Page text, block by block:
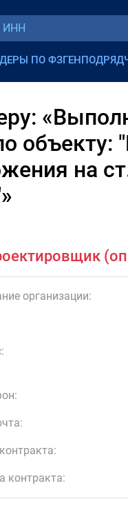
ПО ФЗ
объекту:
на
организации:
контракта: